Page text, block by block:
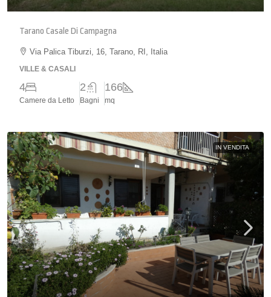
Tarano Casale Di Campagna
Via Palica Tiburzi, 16, Tarano, RI, Italia
VILLE & CASALI
4
Camere da Letto
2
Bagni
166
mq
IN VENDITA